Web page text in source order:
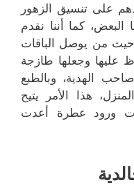
على تنسيق الزهور
البعض، كما أننا نقدم
من يوصل الباقات
وجعلها طازجة
الهدية، وبالطبع
هذا الأمر يتيح
ورود عطرة أعدت